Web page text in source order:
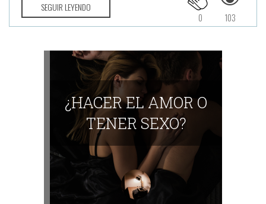
SEGUIR LEYENDO
103
0
¿HACER EL AMOR O
TENER SEXO?